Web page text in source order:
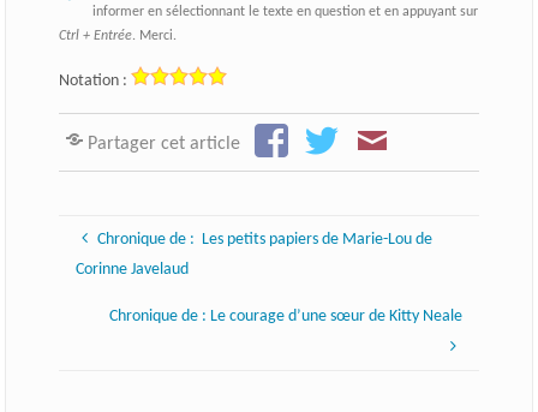
informer en sélectionnant le texte en question et en appuyant sur
Ctrl + Entrée. Merci.
Notation :
Partager cet article
Chronique de : Les petits papiers de Marie-Lou de
Corinne Javelaud
Chronique de : Le courage d’une sœur de Kitty Neale